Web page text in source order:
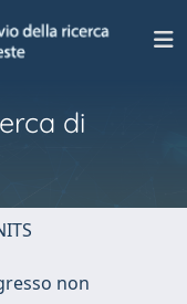
di
non